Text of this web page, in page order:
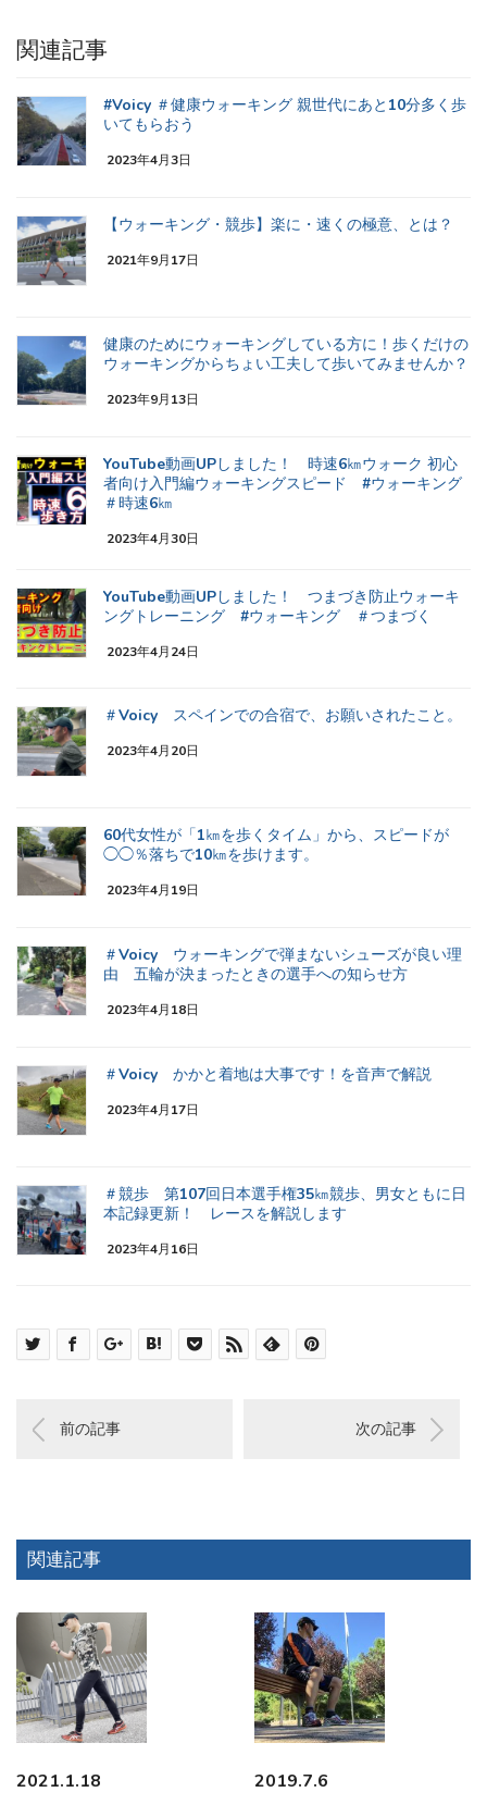
関連記事
#Voicy ＃健康ウォーキング 親世代にあと10分多く歩
いてもらおう
2023年4月3日
【ウォーキング・競歩】楽に・速くの極意、とは？
2021年9月17日
健康のためにウォーキングしている方に！歩くだけの
ウォーキングからちょい工夫して歩いてみませんか？
2023年9月13日
YouTube動画UPしました！ 時速6㎞ウォーク 初心
者向け入門編ウォーキングスピード #ウォーキング
＃時速6㎞
2023年4月30日
YouTube動画UPしました！ つまづき防止ウォーキ
ングトレーニング #ウォーキング ＃つまづく
2023年4月24日
＃Voicy スペインでの合宿で、お願いされたこと。
2023年4月20日
60代女性が「1㎞を歩くタイム」から、スピードが
◯◯％落ちで10㎞を歩けます。
2023年4月19日
＃Voicy ウォーキングで弾まないシューズが良い理
由 五輪が決まったときの選手への知らせ方
2023年4月18日
＃Voicy かかと着地は大事です！を音声で解説
2023年4月17日
＃競歩 第107回日本選手権35㎞競歩、男女ともに日
本記録更新！ レースを解説します
2023年4月16日
前の記事 次の記事
関連記事
2021.1.18 2019.7.6